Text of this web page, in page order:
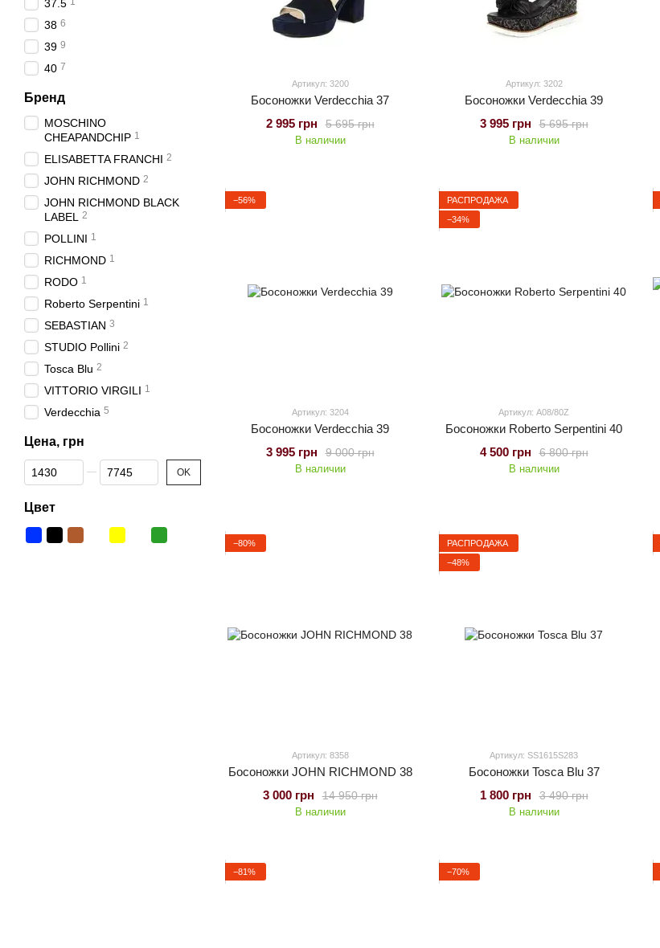
Артикул: 3200
Босоножки Verdecchia 37
5 695 грн
2 995 грн
В наличии
Артикул: 3202
Босоножки Verdecchia 39
5 695 грн
3 995 грн
В наличии
−56%
Артикул: 3204
Босоножки Verdecchia 39
9 000 грн
3 995 грн
В наличии
РАСПРОДАЖА
−34%
Артикул: A08/80Z
Босоножки Roberto Serpentini 40
6 800 грн
4 500 грн
В наличии
−80%
Артикул: 8358
Босоножки JOHN RICHMOND 38
14 950 грн
3 000 грн
В наличии
РАСПРОДАЖА
−48%
Артикул: SS1615S283
Босоножки Tosca Blu 37
3 490 грн
1 800 грн
В наличии
−81% −70%
37.5
38 6
39 9
40 7
Бренд
MOSCHINO
CHEAPANDCHIP 1
ELISABETTA FRANCHI 2
JOHN RICHMOND 2
JOHN RICHMOND BLACK
LABEL
2
POLLINI 1
RICHMOND 1
RODO 1
Roberto Serpentini 1
SEBASTIAN 3
STUDIO Pollini 2
Tosca Blu 2
VITTORIO VIRGILI 1
Verdecchia 5
Цена, грн
От Цена, грн
До Цена, грн OK
Цвет